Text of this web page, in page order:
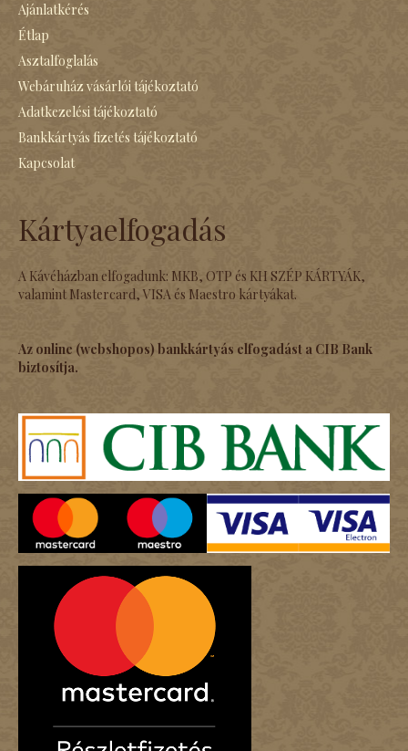
Ajánlatkérés
Étlap
Asztalfoglalás
Webáruház vásárlói tájékoztató
Adatkezelési tájékoztató
Bankkártyás fizetés tájékoztató
Kapcsolat
Kártyaelfogadás
A Kávéházban elfogadunk: MKB, OTP és KH SZÉP KÁRTYÁK,
valamint Mastercard, VISA és Maestro kártyákat.
Az online (webshopos) bankkártyás elfogadást a CIB Bank
biztosítja.